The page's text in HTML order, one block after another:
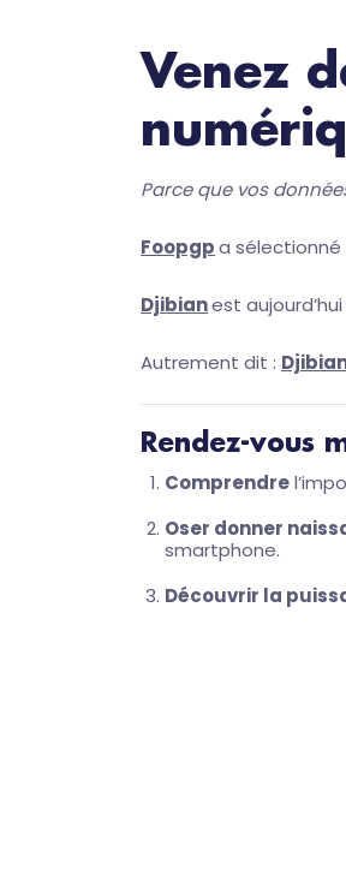
Venez
Parce que vos
Foopgpa sélectionné
Djibianest
Autrement dit :
Rendez-vous
Comprendre
Oser donner
smartphone.
Découvrir la